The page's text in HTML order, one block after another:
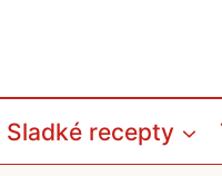
Sladké recepty